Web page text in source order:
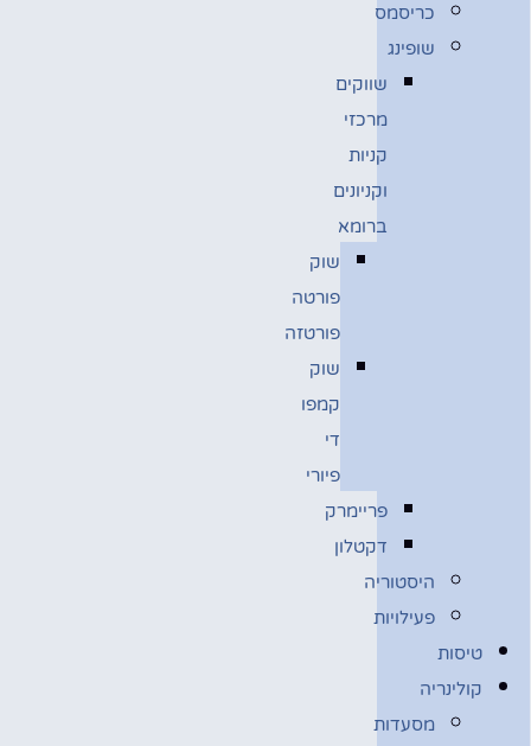
כריסמס
שופינג
שווקים
מרכזי
קניות
וקניונים
ברומא
שוק
פורטה
פורטזה
שוק
קמפו
די
פיורי
פריימרק
דקטלון
היסטוריה
פעילויות
טיסות
קולינריה
מסעדות